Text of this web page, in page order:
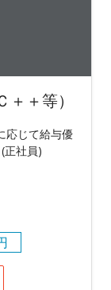
＋等）
応じて給与優
正社員)